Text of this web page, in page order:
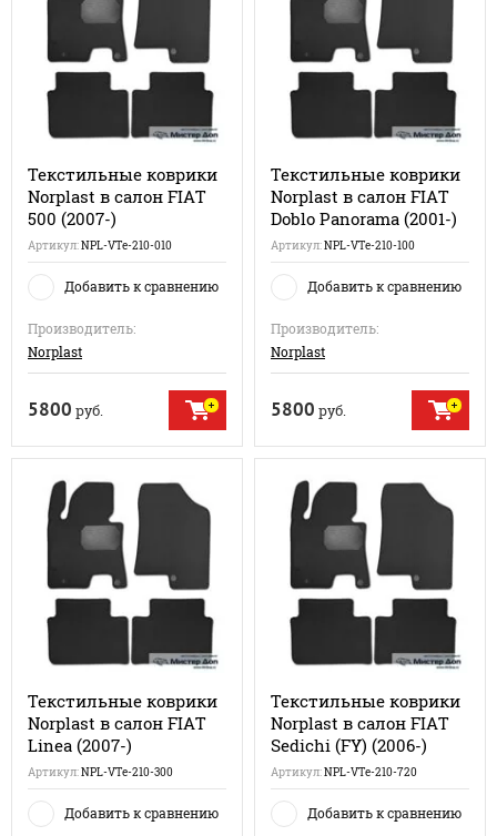
Текстильные коврики
Norplast в салон FIAT
500 (2007-)
Артикул:NPL-VTe-210-010
Добавить к сравнению
Производитель:
Norplast
5800 руб.
Текстильные коврики
Norplast в салон FIAT
Doblo Panorama (2001-)
Артикул:NPL-VTe-210-100
Добавить к сравнению
Производитель:
Norplast
5800 руб.
Текстильные коврики
Norplast в салон FIAT
Linea (2007-)
Артикул:NPL-VTe-210-300
Добавить к сравнению
Текстильные коврики
Norplast в салон FIAT
Sedichi (FY) (2006-)
Артикул:NPL-VTe-210-720
Добавить к сравнению